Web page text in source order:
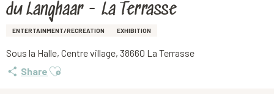
du Langhaar - La Terrasse
ENTERTAINMENT/RECREATION EXHIBITION
Sous la Halle, Centre village, 38660 La Terrasse
Share Ajouter aux favoris